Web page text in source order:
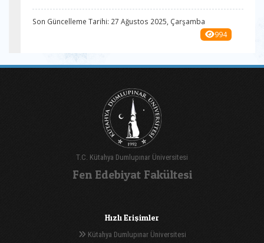
Son Güncelleme Tarihi: 27 Ağustos 2025, Çarşamba
994
T.C. Kütahya Dumlupınar Üniversitesi
Fen Edebiyat Fakültesi
Hızlı Erişimler
Kütahya Dumlupınar Üniversitesi